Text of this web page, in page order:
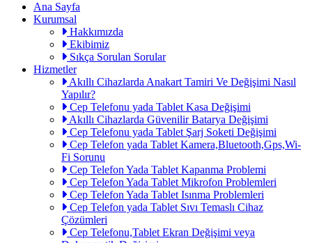
Ana Sayfa
Kurumsal
Hakkımızda
Ekibimiz
Sıkça Sorulan Sorular
Hizmetler
Akıllı Cihazlarda Anakart Tamiri Ve Değişimi Nasıl
Yapılır?
Cep Telefonu yada Tablet Kasa Değişimi
Akıllı Cihazlarda Güvenilir Batarya Değişimi
Cep Telefonu yada Tablet Şarj Soketi Değişimi
Cep Telefon yada Tablet Kamera,Bluetooth,Gps,Wi-
Fi Sorunu
Cep Telefon Yada Tablet Kapanma Problemi
Cep Telefon Yada Tablet Mikrofon Problemleri
Cep Telefon Yada Tablet Isınma Problemleri
Cep Telefon yada Tablet Sıvı Temaslı Cihaz
Çözümleri
Cep Telefonu,Tablet Ekran Değişimi veya